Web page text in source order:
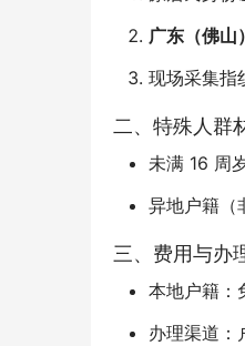
广东（佛山
现场采集指
二、特殊人群
未满 16 周
异地户籍（
三、费用与办
本地户籍：
办理渠道：